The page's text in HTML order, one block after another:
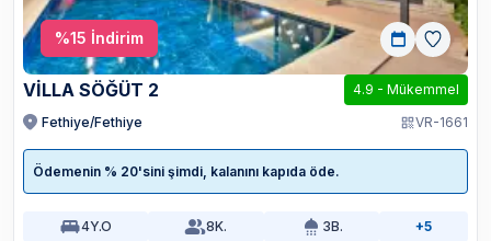
%15 İndirim
VİLLA SÖĞÜT 2 4.9 - Mükemmel
Fethiye/Fethiye
VR-1661
Ödemenin % 20'sini şimdi, kalanını kapıda öde.
4Y.O 8K. 3B. +5